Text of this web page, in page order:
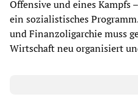
Offensive und eines Kampfs
ein sozialistisches
und Finanzoligarchie muss
Wirtschaft neu organisiert